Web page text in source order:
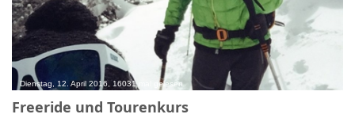
Dienstag, 12. April 2016, 16031 mal gelesen
Freeride und Tourenkurs